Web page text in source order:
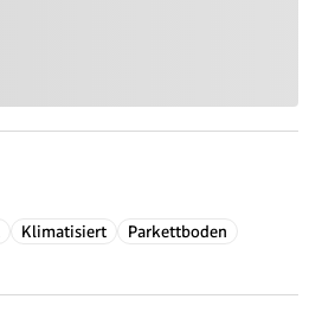
Klimatisiert
Parkettboden